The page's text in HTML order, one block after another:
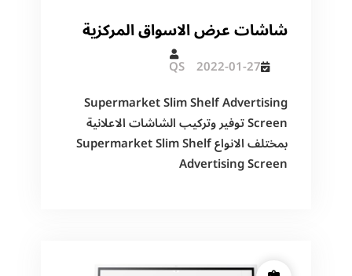
شاشات عرض الاسواق المركزية
2022-01-27
QS
Supermarket Slim Shelf Advertising
Screen توفير وتركيب الشاشات الاعلانية
بمختلف الانواع Supermarket Slim Shelf
Advertising Screen